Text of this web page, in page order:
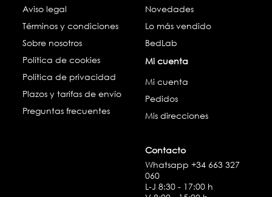
Aviso legal
Términos y condiciones
Sobre nosotros
Política de cookies
Política de privacidad
Plazos y tarifas de envío
Preguntas frecuentes
Novedades
Lo más vendido
BedLab
Mi cuenta
Mi cuenta
Pedidos
Mis direcciones
Contacto
Whatsapp +34 663 327
060
L-J 8:30 - 17:00 h